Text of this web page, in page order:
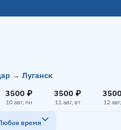
→ Луганск
3500 ₽
10 авг, пн
3500 ₽
11 авг, вт 12
время